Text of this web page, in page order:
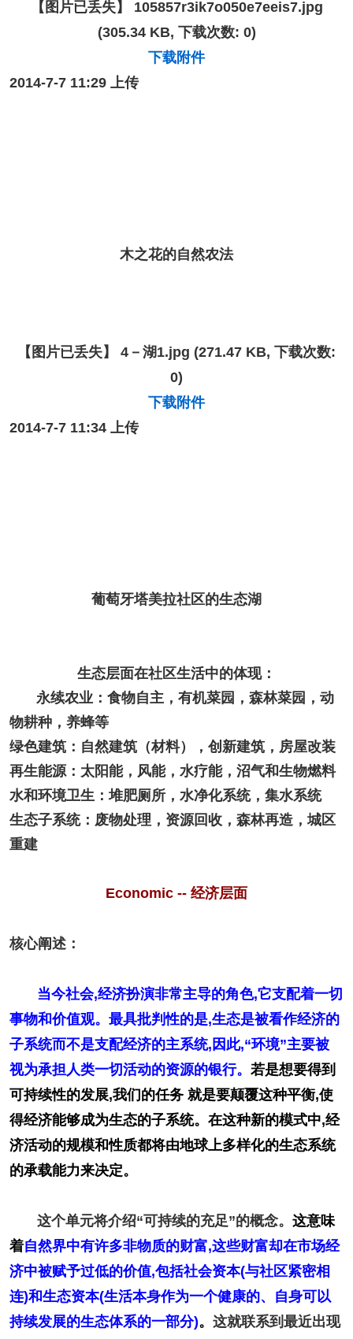
【图片已丢失】 105857r3ik7o050e7eeis7.jpg
(305.34 KB, 下载次数: 0)
下载附件
2014-7-7 11:29 上传
木之花的自然农法
【图片已丢失】 4－湖1.jpg (271.47 KB, 下载次数:
0)
下载附件
2014-7-7 11:34 上传
葡萄牙塔美拉社区的生态湖
生态层面在社区生活中的体现：
永续农业：食物自主，有机菜园，森林菜园，动
物耕种，养蜂等
绿色建筑：自然建筑（材料），创新建筑，房屋改装
再生能源：太阳能，风能，水疗能，沼气和生物燃料
水和环境卫生：堆肥厕所，水净化系统，集水系统
生态子系统：废物处理，资源回收，森林再造，城区
重建
Economic -- 经济层面
核心阐述：
当今社会,经济扮演非常主导的角色,它支配着一切
事物和价值观。最具批判性的是,生态是被看作经济的
子系统而不是支配经济的主系统,因此,“环境”主要被
视为承担人类一切活动的资源的银行。 若是想要得到
可持续性的发展,我们的任务 就是要颠覆这种平衡,使
得经济能够成为生态的子系统。在这种新的模式中,经
济活动的规模和性质都将由地球上多样化的生态系统
的承载能力来决定。
这个单元将介绍“可持续的充足”的概念。 这意味
着自然界中有许多非物质的财富,这些财富却在市场经
济中被赋予过低的价值,包括社会资本(与社区紧密相
连)和生态资本(生活本身作为一个健康的、自身可以
持续发展的生态体系的一部分)。 这就联系到最近出现